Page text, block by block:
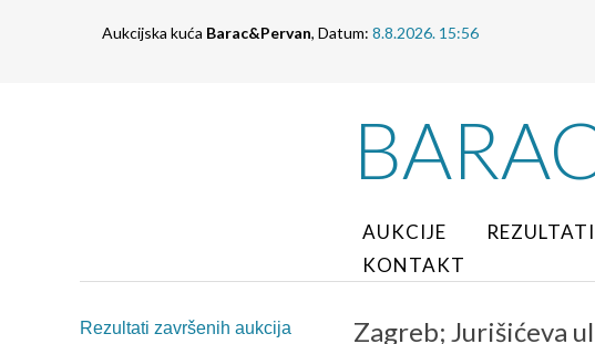
Aukcijska kuća Barac&Pervan, Datum: 8.8.2026. 15:56
AUKCIJE REZULTATI
KONTAKT
Rezultati završenih aukcija
Zagreb; Jurišićeva